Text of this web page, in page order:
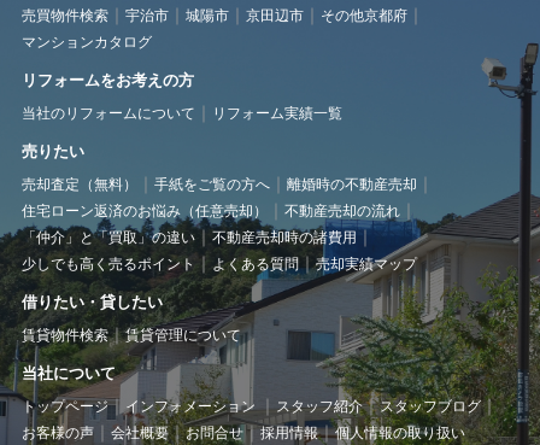
売買物件検索 宇治市 城陽市 京田辺市
その他京都府
マンションカタログ
リフォームをお考えの方
当社のリフォームについて リフォーム実績一覧
売りたい
売却査定（無料） 手紙をご覧の方へ
離婚時の不動産売却
住宅ローン返済のお悩み（任意売却）
不動産売却の流れ
「仲介」と「買取」の違い
不動産売却時の諸費用
少しでも高く売るポイント
よくある質問 売却実績マップ
借りたい・貸したい
賃貸物件検索 賃貸管理について
当社について
トップページ インフォメーション スタッフ紹介
スタッフブログ
お客様の声
会社概要 お問合せ 採用情報 個人情報の取り扱い